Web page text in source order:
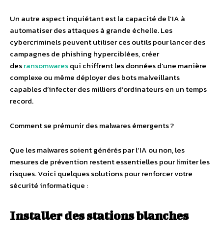
Un autre aspect inquiétant est la capacité de l’IA à
automatiser des attaques à grande échelle. Les
cybercriminels peuvent utiliser ces outils pour lancer des
campagnes de phishing hyperciblées, créer
desransomwaresqui chiffrent les données d’une manière
complexe ou même déployer des bots malveillants
capables d’infecter des milliers d’ordinateurs en un temps
record.
Comment se prémunir des malwares émergents ?
Que les malwares soient générés par l’IA ou non, les
mesures de prévention restent essentielles pour limiter les
risques. Voici quelques solutions pour renforcer votre
sécurité informatique :
Installer des stations blanches